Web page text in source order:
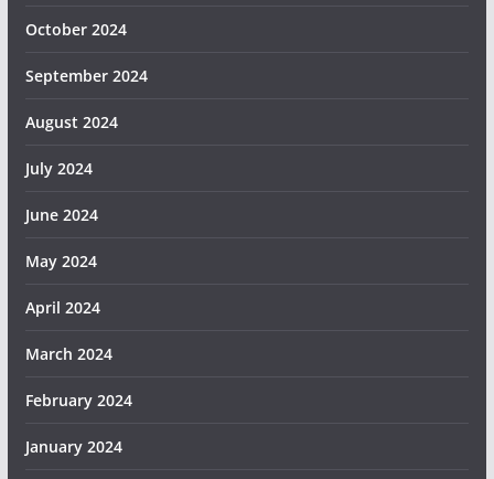
October 2024
September 2024
August 2024
July 2024
June 2024
May 2024
April 2024
March 2024
February 2024
January 2024